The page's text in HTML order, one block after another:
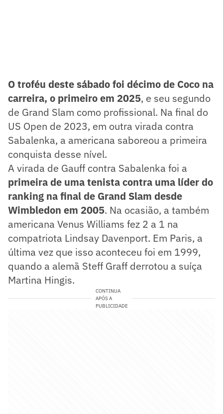
O troféu deste sábado foi décimo de Coco na
carreira, o primeiro em 2025, e seu segundo
de Grand Slam como profissional. Na final do
US Open de 2023, em outra virada contra
Sabalenka, a americana saboreou a primeira
conquista desse nível.
A virada de Gauff contra Sabalenka foi a
primeira de uma tenista contra uma líder do
ranking na final de Grand Slam desde
Wimbledon em 2005. Na ocasião, a também
americana Venus Williams fez 2 a 1 na
compatriota Lindsay Davenport. Em Paris, a
última vez que isso aconteceu foi em 1999,
quando a alemã Steff Graff derrotou a suíça
Martina Hingis.
CONTINUA
APÓS A
PUBLICIDADE